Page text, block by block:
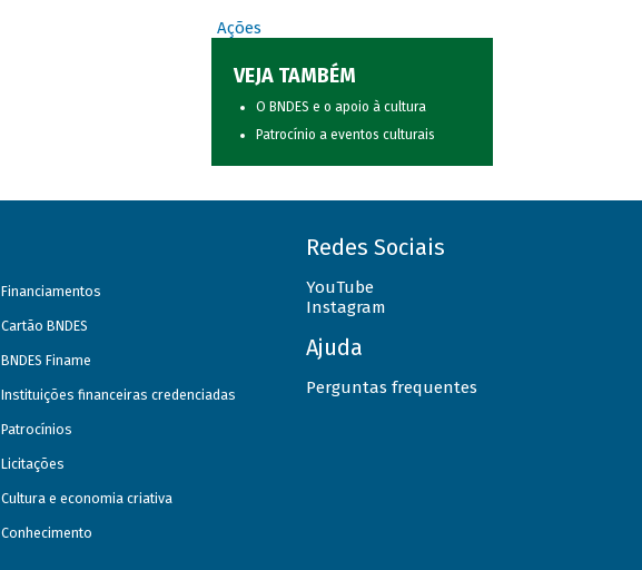
Ações
VEJA TAMBÉM
O BNDES e o apoio à cultura
Patrocínio a eventos culturais
Financiamentos
Cartão BNDES
BNDES Finame
Instituições financeiras credenciadas
Patrocínios
Licitações
Cultura e economia criativa
Conhecimento
Redes Sociais
YouTube
Instagram
Ajuda
Perguntas frequentes